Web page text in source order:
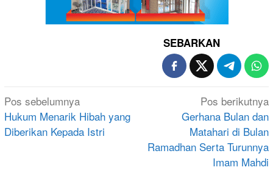
SEBARKAN
Navigasi
pos
Pos sebelumnya
Hukum Menarik Hibah yang
Diberikan Kepada Istri
Pos berikutnya
Gerhana Bulan dan
Matahari di Bulan
Ramadhan Serta Turunnya
Imam Mahdi